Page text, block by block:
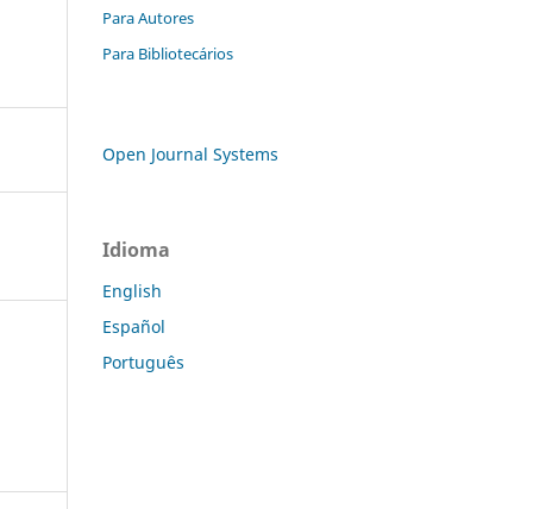
Para Autores
Para Bibliotecários
Open Journal Systems
Idioma
English
Español
Português